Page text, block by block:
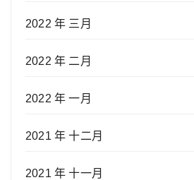
2022 年 三月
2022 年 二月
2022 年 一月
2021 年 十二月
2021 年 十一月